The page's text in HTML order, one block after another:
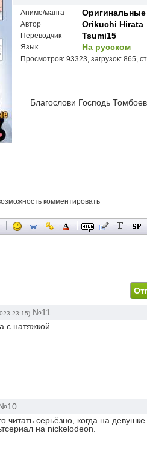
Аниме/манга
Автор Orikuchi Hirata
Переводчик Tsumi15
Язык На русском
Просмотров: 93323, загрузок: 865,
Благослови Господь
комментировать
23:15) №11
с натяжкой
читать серьëзно, когда на
на nickelodeon.